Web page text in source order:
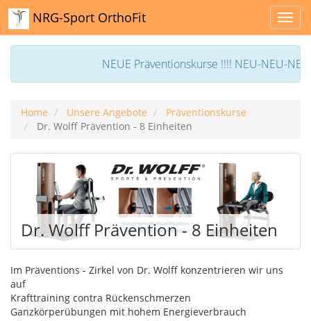
NRG-Sport OrthoFit
Home Unsere Angebote
Präventionskurse
Dr. Wolff Prävention - 8 Einheiten
Dr. Wolff Prävention - 8 Einheiten
Im Präventions - Zirkel von Dr. Wolff konzentrieren wir uns
auf
Krafttraining contra Rückenschmerzen
Ganzkörperübungen mit hohem Energieverbrauch